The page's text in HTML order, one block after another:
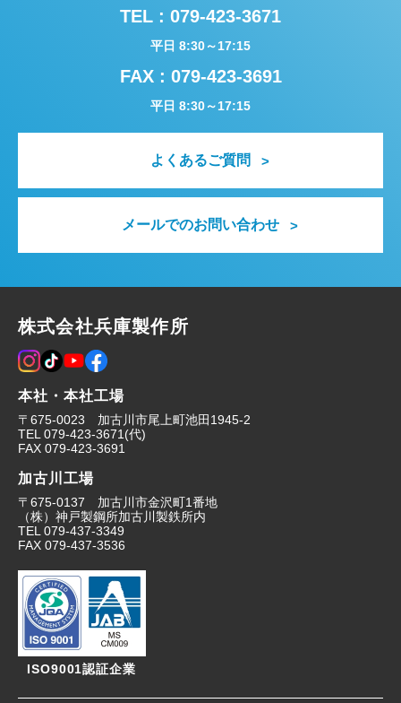
TEL : 079-423-3671
平日 8:30～17:15
FAX : 079-423-3691
平日 8:30～17:15
よくあるご質問
メールでのお問い合わせ
株式会社兵庫製作所
本社・本社工場
〒675-0023 加古川市尾上町池田1945-2
TEL 079-423-3671 (代)
FAX 079-423-3691
加古川工場
〒675-0137 加古川市金沢町1番地
（株）神戸製鋼所加古川製鉄所内
TEL 079-437-3349
FAX 079-437-3536
ISO9001認証企業